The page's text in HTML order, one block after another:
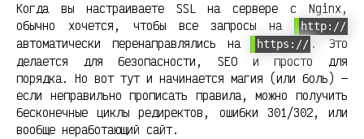
Когда вы настраиваете SSL на сервере с Nginx,
обычно хочется, чтобы все запросы на
http://
автоматически перенаправлялись на https:// . Это
делается для безопасности, SEO и просто для
порядка. Но вот тут и начинается магия (или боль) —
если неправильно прописать правила, можно получить
бесконечные циклы редиректов, ошибки 301/302, или
вообще неработающий сайт.